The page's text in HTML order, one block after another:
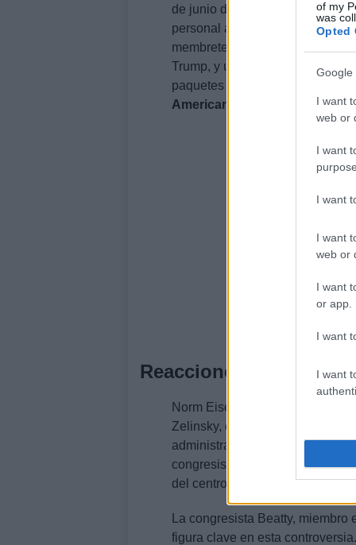
of my
was
Opted
Google
I want
web or
I want
I want
I want
web or
I want
or app.
I want
I want
de junio del
Oficina de
personal a utilizar solo el
membrete y otros documentos.
Trump, y un correo electrónico
paquetes de entradas para la
Americano
programada para
Reacciones y
Norm Eisen, miembro de la junta
Zelinsky, consejero senior del
administración Trump como un
congresista Joyce Beatty, quien
del centro.
La congresista Beatty,
figura clave en esta